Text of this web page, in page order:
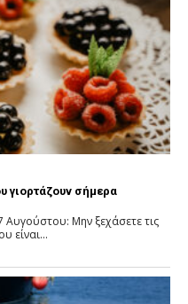
γιορτάζουν σήμερα
Αυγούστου: Μην ξεχάσετε τις
είναι...